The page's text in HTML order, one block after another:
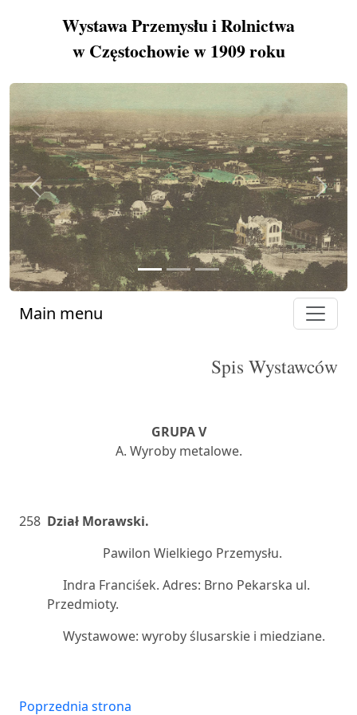
Wystawa Przemysłu i Rolnictwa
w Częstochowie w 1909 roku
Previous Next
Main menu
Spis Wystawców
GRUPA V
A. Wyroby metalowe.
258 Dział Morawski.
Pawilon Wielkiego Przemysłu.
Indra Franciśek. Adres: Brno Pekarska ul.
Przedmioty.
Wystawowe: wyroby ślusarskie i miedziane.
Poprzednia strona